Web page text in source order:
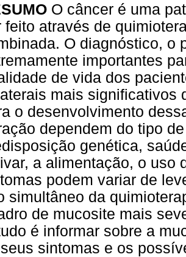
O câncer é uma
feito através de
O diagnóstico, o
importantes
de vida dos
mais significativos
o desenvolvimento
dependem do tipo
genética,
a alimentação, o uso
podem variar de
simultâneo da
de mucosite mais
é informar sobre a
sintomas e os